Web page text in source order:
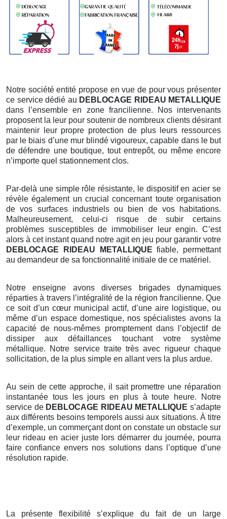
Notre société entité propose en vue de pour vous présenter
ce service dédié au DEBLOCAGE RIDEAU METALLIQUE
dans l’ensemble en zone francilienne. Nos intervenants
proposent la leur pour soutenir de nombreux clients désirant
maintenir leur propre protection de plus leurs ressources
par le biais d’une mur blindé vigoureux, capable dans le but
de défendre une boutique, tout entrepôt, ou même encore
n’importe quel stationnement clos.
Par-delà une simple rôle résistante, le dispositif en acier se
révèle également un crucial concernant toute organisation
de vos surfaces industriels ou bien de vos habitations.
Malheureusement, celui-ci risque de subir certains
problèmes susceptibles de immobiliser leur engin. C’est
alors à cet instant quand notre agit en jeu pour garantir votre
DEBLOCAGE RIDEAU METALLIQUE fiable, permettant
au demandeur de sa fonctionnalité initiale de ce matériel.
Notre enseigne avons diverses brigades dynamiques
réparties à travers l’intégralité de la région francilienne. Que
ce soit d’un cœur municipal actif, d’une aire logistique, ou
même d’un espace domestique, nos spécialistes avons la
capacité de nous-mêmes promptement dans l’objectif de
dissiper aux défaillances touchant votre système
métallique. Notre service traite très avec rigueur chaque
sollicitation, de la plus simple en allant vers la plus ardue.
Au sein de cette approche, il sait promettre une réparation
instantanée tous les jours en plus à toute heure. Notre
service de DEBLOCAGE RIDEAU METALLIQUE s’adapte
aux différents besoins temporels aussi aux situations. À titre
d’exemple, un commerçant dont on constate un obstacle sur
leur rideau en acier juste lors démarrer du journée, pourra
faire confiance envers nos solutions dans l’optique d’une
résolution rapide.
La présente flexibilité s’explique du fait de un large